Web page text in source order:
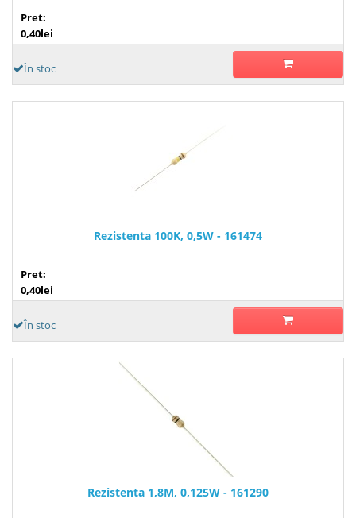
Pret:
0,40lei
În stoc
Rezistenta 100K, 0,5W - 161474
Pret:
0,40lei
În stoc
Rezistenta 1,8M, 0,125W - 161290